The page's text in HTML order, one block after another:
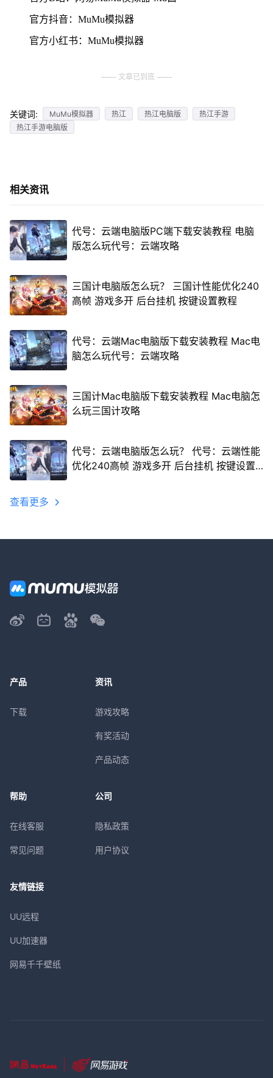
官方抖音：MuMu模拟器
官方小红书：MuMu模拟器
文章已到底
关键词: MuMu模拟器 热江 热江电脑版
热江手游
热江手游电脑版
相关资讯
代号：云端电脑版PC端下载安装教程 电脑
版怎么玩代号：云端攻略
三国计电脑版怎么玩？ 三国计性能优化240
高帧 游戏多开 后台挂机 按键设置教程
代号：云端Mac电脑版下载安装教程 Mac电
脑怎么玩代号：云端攻略
三国计Mac电脑版下载安装教程 Mac电脑怎
么玩三国计攻略
代号：云端电脑版怎么玩？ 代号：云端性能
优化240高帧 游戏多开 后台挂机 按键设置
查看更多
产品
下载
资讯
游戏攻略
有奖活动
产品动态
帮助
在线客服
常见问题
公司
隐私政策
用户协议
友情链接
UU远程
UU加速器
网易千千壁纸